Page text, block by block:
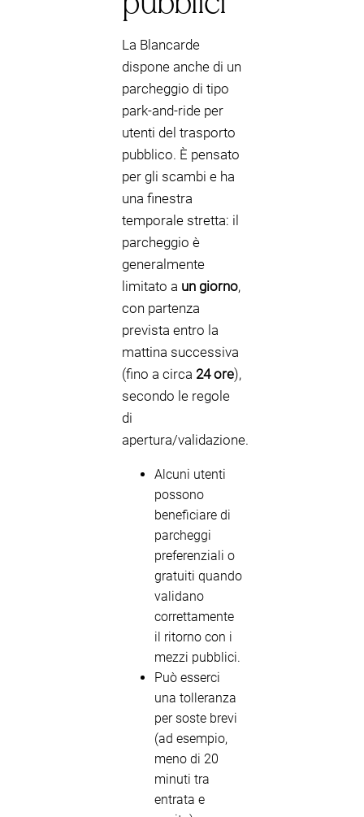
La Blancarde
dispone anche di un
parcheggio di tipo
park-and-ride per
utenti del trasporto
pubblico. È pensato
per gli scambi e ha
una finestra
temporale stretta: il
parcheggio è
generalmente
limitato a un giorno,
con partenza
prevista entro la
mattina successiva
(fino a circa 24 ore),
secondo le regole
di
apertura/validazione.
Alcuni utenti
possono
beneficiare di
parcheggi
preferenziali o
gratuiti quando
validano
correttamente
il ritorno con i
mezzi pubblici.
Può esserci
una tolleranza
per soste brevi
(ad esempio,
meno di 20
minuti tra
entrata e